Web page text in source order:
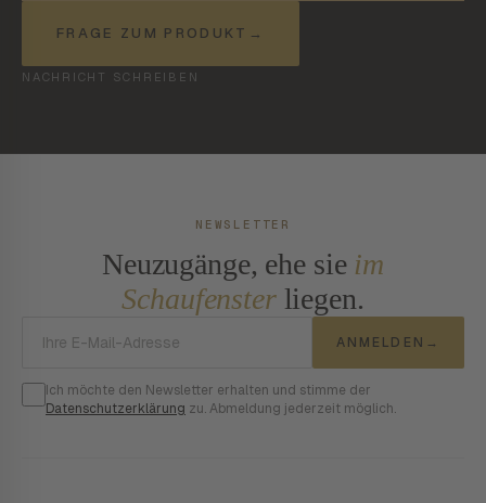
FRAGE ZUM PRODUKT →
NACHRICHT SCHREIBEN
NEWSLETTER
Neuzugänge, ehe sie im
Schaufensterliegen.
ANMELDEN →
Ich möchte den Newsletter erhalten und stimme der
Datenschutzerklärung zu. Abmeldung jederzeit möglich.